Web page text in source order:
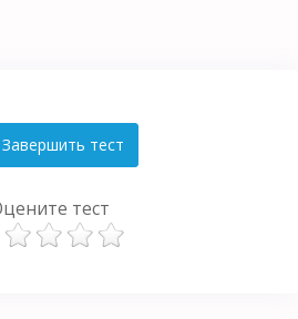
Завершить тест
тест